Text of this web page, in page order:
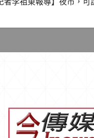
者李祖東報導】夜市，可